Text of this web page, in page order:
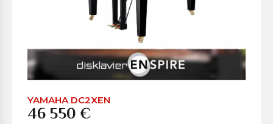
YAMAHA DC2XEN
46 550 €